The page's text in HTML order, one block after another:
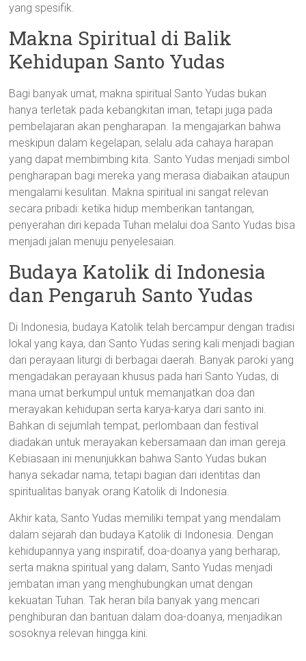
yang spesifik.
Makna Spiritual di Balik
Kehidupan Santo Yudas
Bagi banyak umat, makna spiritual Santo Yudas bukan
hanya terletak pada kebangkitan iman, tetapi juga pada
pembelajaran akan pengharapan. Ia mengajarkan bahwa
meskipun dalam kegelapan, selalu ada cahaya harapan
yang dapat membimbing kita. Santo Yudas menjadi simbol
pengharapan bagi mereka yang merasa diabaikan ataupun
mengalami kesulitan. Makna spiritual ini sangat relevan
secara pribadi: ketika hidup memberikan tantangan,
penyerahan diri kepada Tuhan melalui doa Santo Yudas bisa
menjadi jalan menuju penyelesaian.
Budaya Katolik di Indonesia
dan Pengaruh Santo Yudas
Di Indonesia, budaya Katolik telah bercampur dengan tradisi
lokal yang kaya, dan Santo Yudas sering kali menjadi bagian
dari perayaan liturgi di berbagai daerah. Banyak paroki yang
mengadakan perayaan khusus pada hari Santo Yudas, di
mana umat berkumpul untuk memanjatkan doa dan
merayakan kehidupan serta karya-karya dari santo ini.
Bahkan di sejumlah tempat, perlombaan dan festival
diadakan untuk merayakan kebersamaan dan iman gereja.
Kebiasaan ini menunjukkan bahwa Santo Yudas bukan
hanya sekadar nama, tetapi bagian dari identitas dan
spiritualitas banyak orang Katolik di Indonesia.
Akhir kata, Santo Yudas memiliki tempat yang mendalam
dalam sejarah dan budaya Katolik di Indonesia. Dengan
kehidupannya yang inspiratif, doa-doanya yang berharap,
serta makna spiritual yang dalam, Santo Yudas menjadi
jembatan iman yang menghubungkan umat dengan
kekuatan Tuhan. Tak heran bila banyak yang mencari
penghiburan dan bantuan dalam doa-doanya, menjadikan
sosoknya relevan hingga kini.